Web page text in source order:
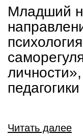
Младший
Читать далее